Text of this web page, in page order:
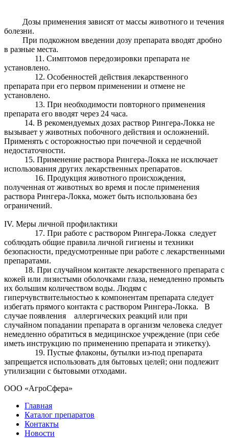
Дозы применения зависят от массы животного и течения
болезни.
При подкожном введении дозу препарата вводят дробно
в разные места.
11. Симптомов передозировки препарата не
установлено.
12. Особенностей действия лекарственного
препарата при его первом применении и отмене не
установлено.
13. При необходимости повторного применения
препарата его вводят через 24 часа.
14. В рекомендуемых дозах раствор Рингера-Локка не
вызывает у животных побочного действия и осложнений.
Применять с осторожностью при почечной и сердечной
недостаточности.
15. Применение раствора Рингера-Локка не исключает
использования других лекарственных препаратов.
16. Продукция животного происхождения,
полученная от животных во время и после применения
раствора Рингера-Локка, может быть использована без
ограничений.
IV. Меры личной профилактики
17. При работе с раствором Рингера-Локка следует
соблюдать общие правила личной гигиены и техники
безопасности, предусмотренные при работе с лекарственными
препаратами.
18. При случайном контакте лекарственного препарата с
кожей или лизистыми оболочками глаза, немедленно промыть
их большим количеством воды. Людям с
гиперчувствительностью к компонентам препарата следует
избегать прямого контакта с раствором Рингера-Локка. В
случае появления аллергических реакций или при
случайном попадании препарата в организм человека следует
немедленно обратиться в медицинское учреждение (при себе
иметь инструкцию по применению препарата и этикетку).
19. Пустые флаконы, бутылки из-под препарата
запрещается использовать для бытовых целей; они подлежит
утилизации с бытовыми отходами.
ООО «АгроСфера»
Главная
Каталог препаратов
Контакты
Новости